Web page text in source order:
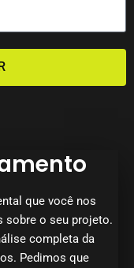
que você nos
sobre o seu projeto.
completa da
Pedimos que